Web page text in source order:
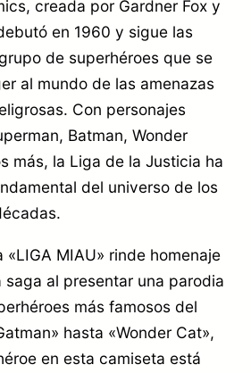
creada por Gardner Fox y
en 1960 y sigue las
de superhéroes que se
al mundo de las amenazas
Con personajes
Batman, Wonder
más, la Liga de la Justicia ha
del universo de los
«LIGA MIAU» rinde homenaje
saga al presentar una parodia
más famosos del
hasta «Wonder Cat»,
en esta camiseta está